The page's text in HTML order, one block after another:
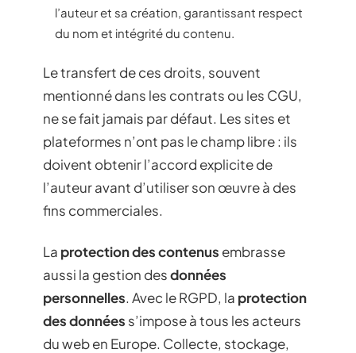
l’auteur et sa création, garantissant respect
du nom et intégrité du contenu.
Le transfert de ces droits, souvent
mentionné dans les contrats ou les CGU,
ne se fait jamais par défaut. Les sites et
plateformes n’ont pas le champ libre : ils
doivent obtenir l’accord explicite de
l’auteur avant d’utiliser son œuvre à des
fins commerciales.
La protection des contenus embrasse
aussi la gestion desdonnées
personnelles. Avec le RGPD, la protection
des données s’impose à tous les acteurs
du web en Europe. Collecte, stockage,